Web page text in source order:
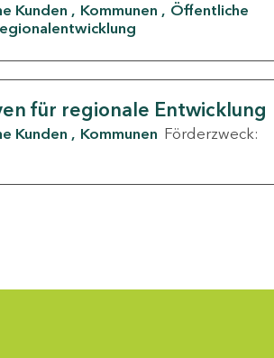
Kunden Kommunen
Öffentliche
für regionale Entwicklung
Kunden Kommunen Förderzweck: